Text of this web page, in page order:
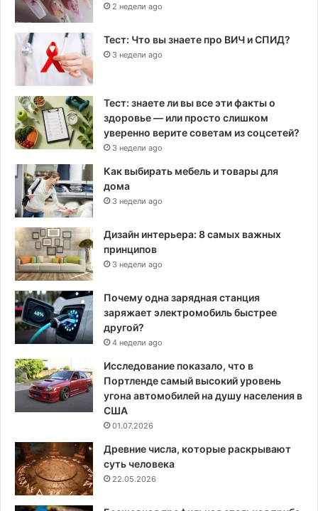
2 недели ago
Тест: Что вы знаете про ВИЧ и СПИД?
3 недели ago
Тест: знаете ли вы все эти факты о
здоровье — или просто слишком
уверенно верите советам из соцсетей?
3 недели ago
Как выбирать мебель и товары для
дома
3 недели ago
Дизайн интерьера: 8 самых важных
принципов
3 недели ago
Почему одна зарядная станция
заряжает электромобиль быстрее
другой?
4 недели ago
Исследование показало, что в
Портленде самый высокий уровень
угона автомобилей на душу населения в
США
01.07.2026
Древние числа, которые раскрывают
суть человека
22.05.2026